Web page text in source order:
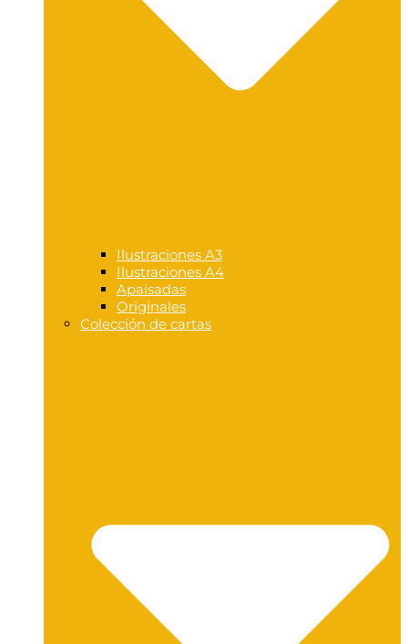
Ilustraciones A3
Ilustraciones A4
Apaisadas
Originales
Colección de cartas